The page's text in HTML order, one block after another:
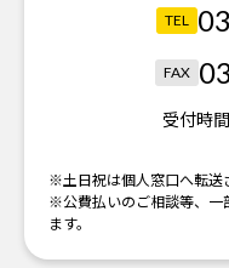
TEL
FAX
受付時間
※土日祝は個人窓口へ転送
※公費払いのご相談等、一
ます。